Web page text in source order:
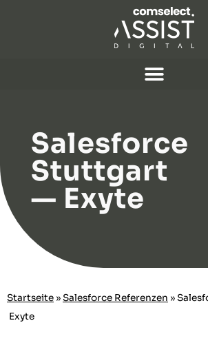
Salesforce
Stuttgart
— Exyte
Start­seite »Sales­force Ref­eren­zen »
Exyte